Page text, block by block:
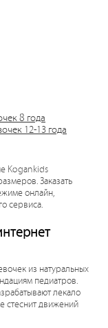
8 года
12-13 года
Kogankids
Заказать
онлайн,
сервиса.
из натуральных
педиатров.
лекало
стеснит движений